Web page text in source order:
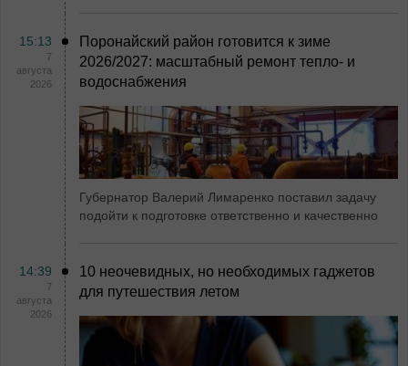
15:13
7
августа
2026
Поронайский район готовится к зиме
2026/2027: масштабный ремонт тепло- и
водоснабжения
Губернатор Валерий Лимаренко поставил задачу
подойти к подготовке ответственно и качественно
14:39
7
августа
2026
10 неочевидных, но необходимых гаджетов
для путешествия летом